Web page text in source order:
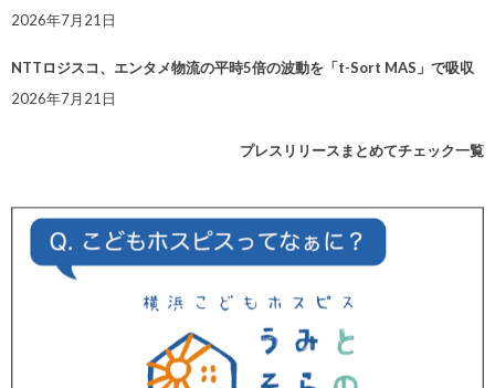
2026年7月21日
NTTロジスコ、エンタメ物流の平時5倍の波動を「t-Sort MAS」で吸収
2026年7月21日
プレスリリースまとめてチェック一覧